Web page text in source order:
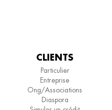
CLIENTS
Particulier
Entreprise
Ong/Associations
Diaspora